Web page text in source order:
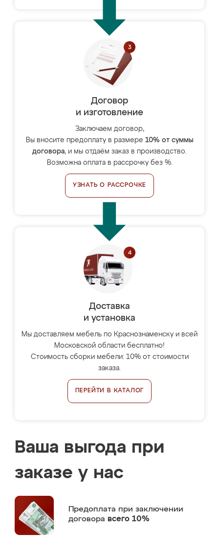
Договор
и изготовление
Заключаем договор,
Вы вносите предоплату в размере 10% от суммы
договора, и мы отдаём заказ в производство.
Возможна оплата в рассрочку без %.
УЗНАТЬ О РАССРОЧКЕ
Доставка
и установка
Мы доставляем мебель по Краснознаменску и всей
Московской области бесплатно!
Стоимость сборки мебели: 10% от стоимости
заказа.
ПЕРЕЙТИ В КАТАЛОГ
Ваша выгода при
заказе у нас
Предоплата при заключении
договора всего 10%